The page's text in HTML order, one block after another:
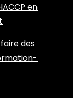
en
des